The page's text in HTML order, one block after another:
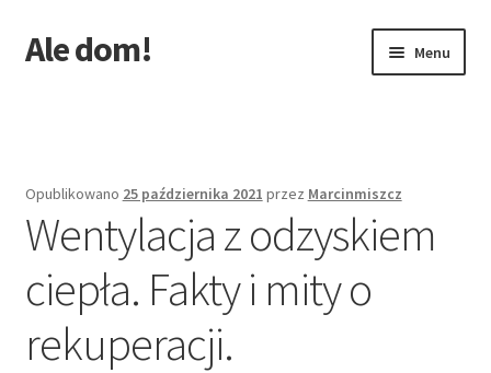
Przejdź
do
Przejdź
do
Ale dom! Menu
Opublikowano 25 października 2021 przez Marcinmiszcz
Wentylacja z odzyskiem
ciepła. Fakty i mity o
rekuperacji.